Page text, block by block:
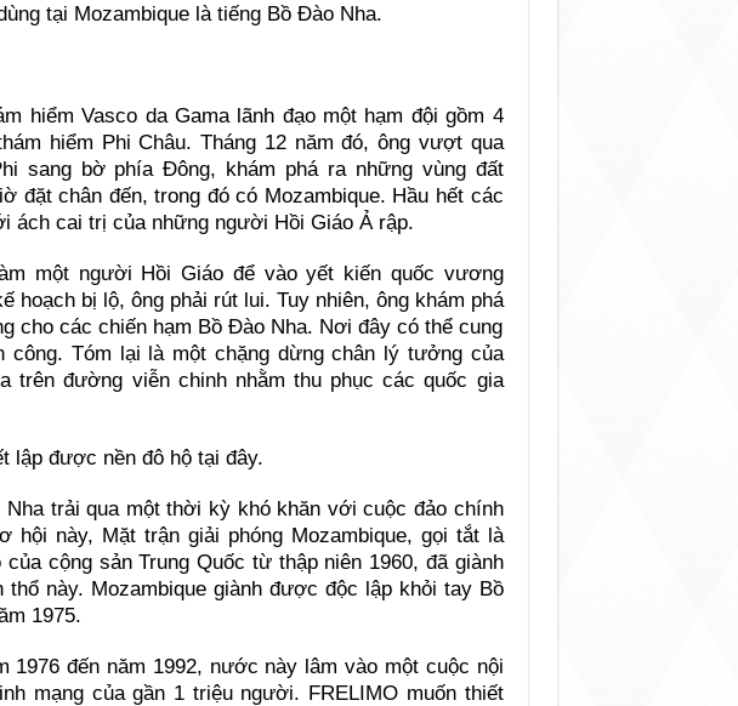
tại Mozambique là tiếng Bồ Đào Nha.
hiểm Vasco da Gama lãnh đạo một hạm đội gồm 4
hiểm Phi Châu. Tháng 12 năm đó, ông vượt qua
sang bờ phía Đông, khám phá ra những vùng đất
đặt chân đến, trong đó có Mozambique. Hầu hết các
ách cai trị của những người Hồi Giáo Ả rập.
một người Hồi Giáo để vào yết kiến quốc vương
hoạch bị lộ, ông phải rút lui. Tuy nhiên, ông khám phá
cho các chiến hạm Bồ Đào Nha. Nơi đây có thể cung
công. Tóm lại là một chặng dừng chân lý tưởng của
trên đường viễn chinh nhằm thu phục các quốc gia
lập được nền đô hộ tại đây.
Nha trải qua một thời kỳ khó khăn với cuộc đảo chính
hội này, Mặt trận giải phóng Mozambique, gọi tắt là
cộng sản Trung Quốc từ thập niên 1960, đã giành
này. Mozambique giành được độc lập khỏi tay Bồ
1975.
1976 đến năm 1992, nước này lâm vào một cuộc nội
mạng của gần 1 triệu người. FRELIMO muốn thiết